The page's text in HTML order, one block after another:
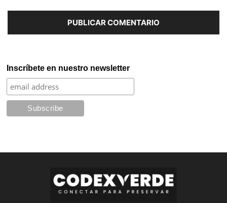
Inscríbete en nuestro newsletter